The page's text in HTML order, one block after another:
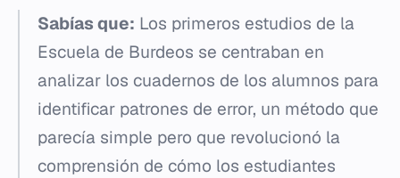
Sabías que: Los primeros estudios de la
Escuela de Burdeos se centraban en
analizar los cuadernos de los alumnos para
identificar patrones de error, un método que
parecía simple pero que revolucionó la
comprensión de cómo los estudiantes